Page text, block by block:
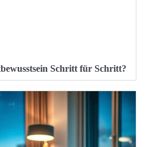
Schritt für Schritt?